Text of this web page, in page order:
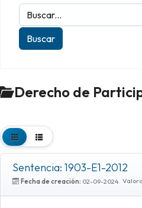
Derecho de
Sentencia: 1903-E1-2012
Fecha de creación: 02-09-2024